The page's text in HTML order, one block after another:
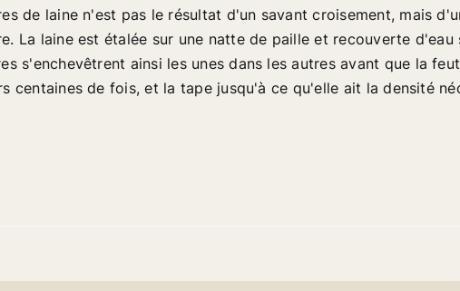
de laine n'est pas le résultat d'un savant croisement, mais
La laine est étalée sur une natte de paille et recouverte
s'enchevêtrent ainsi les unes dans les autres avant que la
centaines de fois, et la tape jusqu'à ce qu'elle ait la densité